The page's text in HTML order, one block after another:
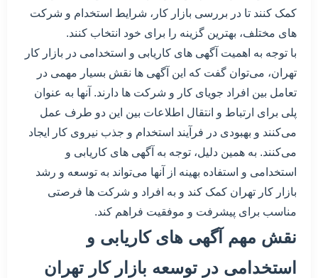
کمک کنند تا در بررسی بازار کار، شرایط استخدام و شرکت
های مختلف، بهترین گزینه را برای خود انتخاب کنند.
با توجه به اهمیت آگهی های کاریابی و استخدامی در بازار کار
تهران، می‌توان گفت که این آگهی ها نقش بسیار مهمی در
تعامل بین افراد جویای کار و شرکت ها دارند. آنها به عنوان
پلی برای ارتباط و انتقال اطلاعات بین این دو طرف عمل
می‌کنند و بهبودی در فرآیند استخدام و جذب نیروی کار ایجاد
می‌کنند. به همین دلیل، توجه به آگهی های کاریابی و
استخدامی و استفاده بهینه از آنها می‌تواند به توسعه و رشد
بازار کار تهران کمک کند و به افراد و شرکت ها فرصتی
مناسب برای پیشرفت و موفقیت فراهم کند.
نقش مهم آگهی های کاریابی و
استخدامی در توسعه بازار کار تهران